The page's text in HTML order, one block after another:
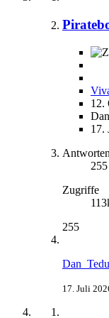
12.
17.
Antworten
255
Zugriffe
255
Dan_Tedu
17. Juli